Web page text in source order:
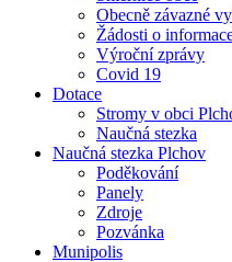
Obecně závazné
Žádosti o
Výroční zprávy
Covid 19
Dotace
Stromy v obci
Naučná stezka
Naučná stezka Plchov
Poděkování
Panely
Zdroje
Pozvánka
Munipolis